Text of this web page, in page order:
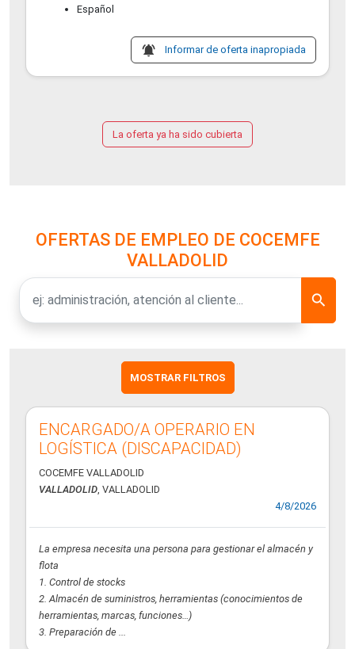
Español
notifications_active Informar de oferta inapropiada
La oferta ya ha sido cubierta
OFERTAS DE EMPLEO DE COCEMFE
VALLADOLID
MOSTRAR FILTROS
ENCARGADO/A OPERARIO EN
LOGÍSTICA (DISCAPACIDAD)
COCEMFE VALLADOLID
VALLADOLID, VALLADOLID
4/8/2026
La empresa necesita una persona para gestionar el almacén y
flota
1. Control de stocks
2. Almacén de suministros, herramientas (conocimientos de
herramientas, marcas, funciones…)
3. Preparación de ...